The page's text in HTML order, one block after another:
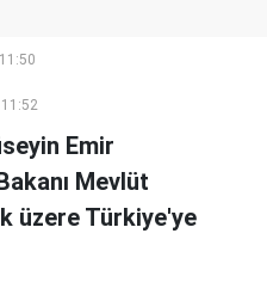
Emir
Mevlüt
üzere Türkiye'ye